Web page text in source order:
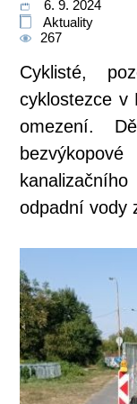
6. 9. 2024
Aktuality
267
Cyklisté,
cyklostezce v
omezení.
odpadní vody